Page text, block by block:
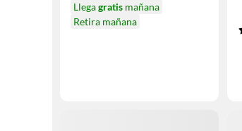
Llegagratis mañana
Retira mañana